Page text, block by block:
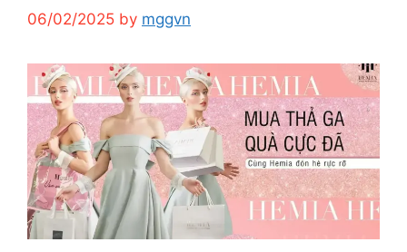
06/02/2025 by mggvn